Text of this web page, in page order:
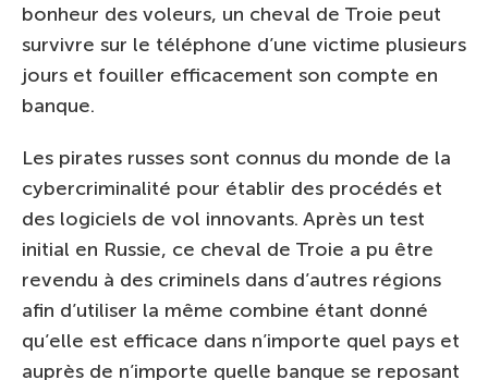
bonheur des voleurs, un cheval de Troie peut
survivre sur le téléphone d’une victime plusieurs
jours et fouiller efficacement son compte en
banque.
Les pirates russes sont connus du monde de la
cybercriminalité pour établir des procédés et
des logiciels de vol innovants. Après un test
initial en Russie, ce cheval de Troie a pu être
revendu à des criminels dans d’autres régions
afin d’utiliser la même combine étant donné
qu’elle est efficace dans n’importe quel pays et
auprès de n’importe quelle banque se reposant